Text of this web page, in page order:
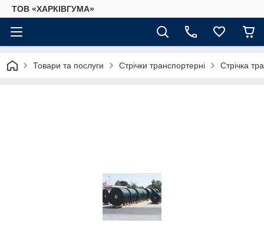
ТОВ «ХАРКІВГУМА»
Товари та послуги Стрічки транспортерні Стрічка